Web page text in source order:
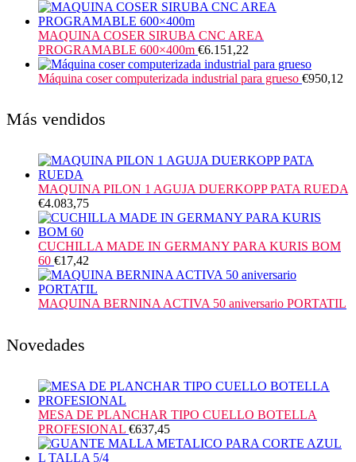
MAQUINA COSER SIRUBA CNC AREA
PROGRAMABLE 600×400m €6.151,22
Máquina coser computerizada industrial para grueso €950,12
Más vendidos
MAQUINA PILON 1 AGUJA DUERKOPP PATA RUEDA
€4.083,75
CUCHILLA MADE IN GERMANY PARA KURIS BOM
60 €17,42
MAQUINA BERNINA ACTIVA 50 aniversario PORTATIL
Novedades
MESA DE PLANCHAR TIPO CUELLO BOTELLA
PROFESIONAL €637,45